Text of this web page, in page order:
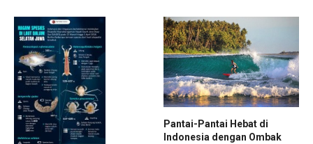
Pantai-Pantai Hebat di
Indonesia dengan Ombak